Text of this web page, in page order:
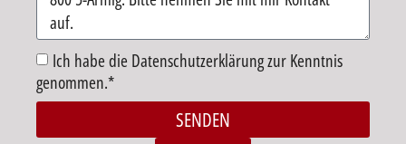
Ich habe die Datenschutzerklärung zur Kenntnis
genommen.*
SENDEN